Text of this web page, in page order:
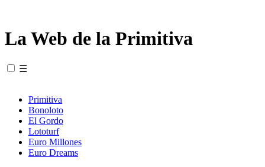
La Web de la Primitiva
☰
Primitiva
Bonoloto
El Gordo
Lototurf
Euro Millones
Euro Dreams